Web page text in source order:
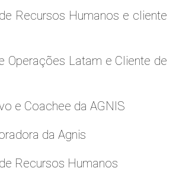
Recursos Humanos e cliente
Operações Latam e Cliente de
e Coachee da AGNIS
da Agnis
Recursos Humanos